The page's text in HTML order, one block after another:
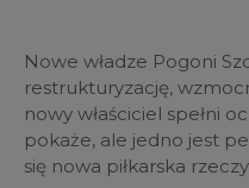
Nowe władze Pogoni
restrukturyzację,
nowy właściciel spełni
pokaże, ale jedno jest
się nowa piłkarska